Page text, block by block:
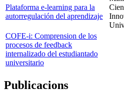
Plataforma e-learning para la
autorregulación del aprendizaje
COFE-i: Comprension de los
procesos de feedback
internalizado del estudiantado
universitario
Publicacions